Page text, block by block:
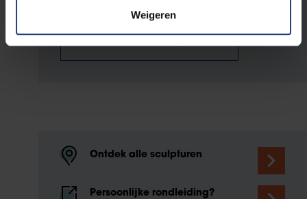
Weigeren
Permanente sculpturen
Ontdek alle sculpturen
Persoonlijke rondleiding?